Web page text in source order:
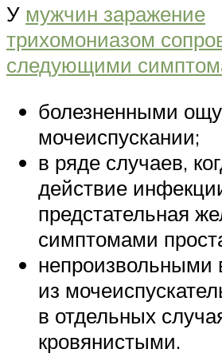
У мужчин заражение
трихомониазом
следующими
болезненными
мочеиспускании;
в ряде случаев,
действие
предстательная
симптомами
непроизвольными
из
в отдельных
кровянистыми.